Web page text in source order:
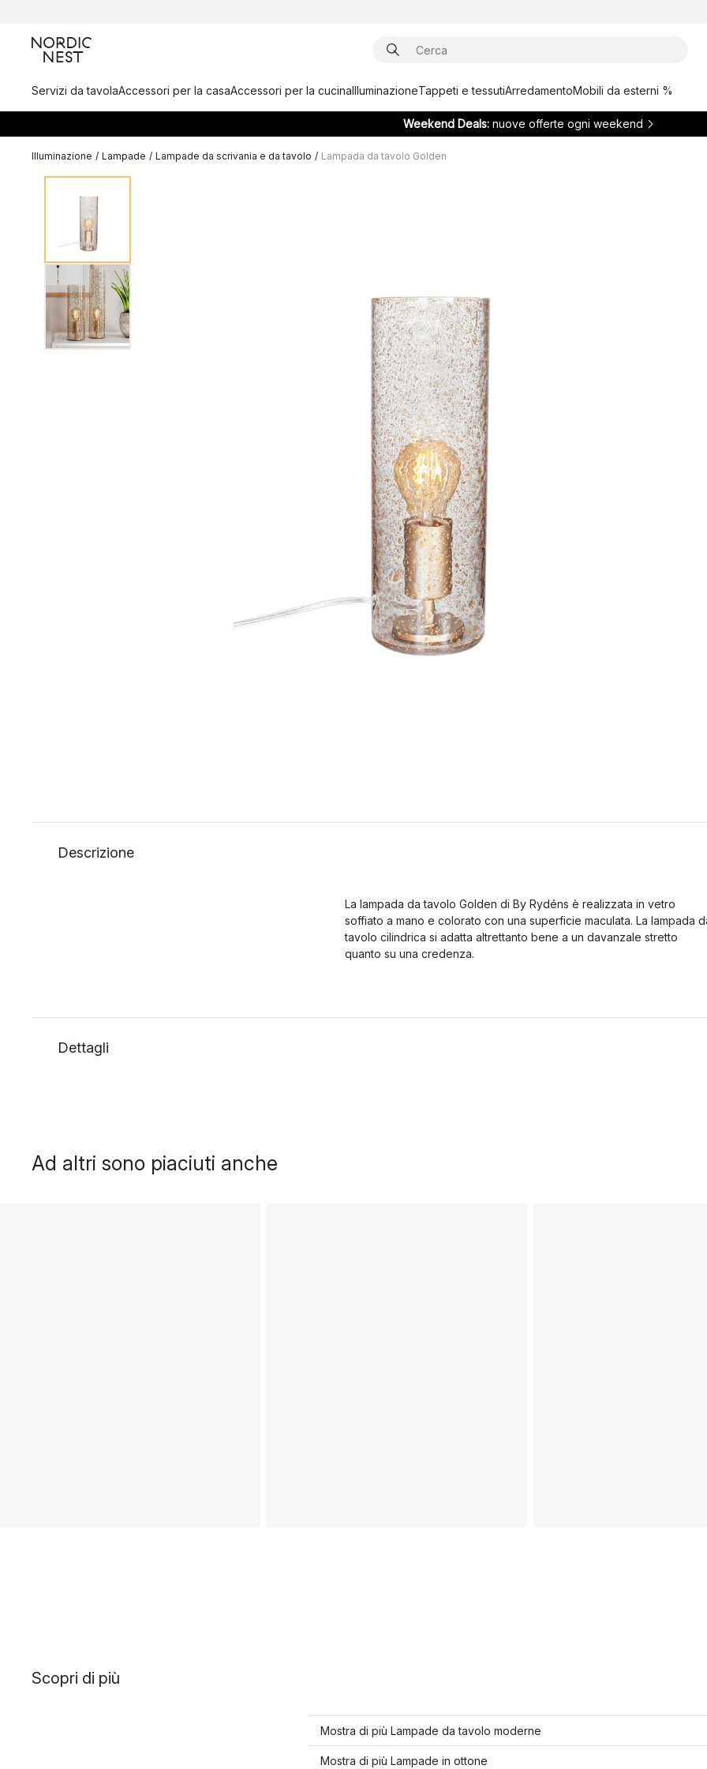
Servizi da tavolaAccessori per la casaAccessori per la cucinaIlluminazioneTappeti e tessutiArredamentoMobili da esterni %
Weekend Deals: nuove offerte ogni weekend
Illuminazione / Lampade / Lampade da scrivania e da tavolo / Lampada da tavolo Golden
Descrizione
La lampada da tavolo Golden di By Rydéns è realizzata in vetro
soffiato a mano e colorato con una superficie maculata. La lampada
tavolo cilindrica si adatta altrettanto bene a un davanzale stretto
quanto su una credenza.
Dettagli
Ad altri sono piaciuti anche
Scopri di più
Mostra di più Lampade da tavolo moderne
Mostra di più Lampade in ottone